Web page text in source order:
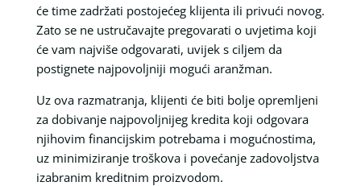
će time zadržati postojećeg klijenta ili privući novog.
Zato se ne ustručavajte pregovarati o uvjetima koji
će vam najviše odgovarati, uvijek s ciljem da
postignete najpovoljniji mogući aranžman.
Uz ova razmatranja, klijenti će biti bolje opremljeni
za dobivanje najpovoljnijeg kredita koji odgovara
njihovim financijskim potrebama i mogućnostima,
uz minimiziranje troškova i povećanje zadovoljstva
izabranim kreditnim proizvodom.